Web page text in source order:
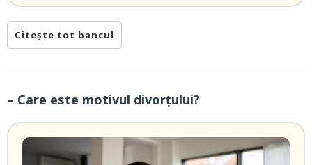
Citește tot bancul
– Care este motivul divorțului?